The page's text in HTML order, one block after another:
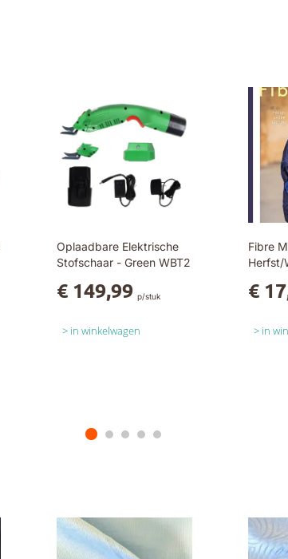
Oplaadbare Elektrische
Stofschaar - Green WBT2
€ 149,99 p/stuk
in winkelwagen
Fibre
Herfst/
€
in